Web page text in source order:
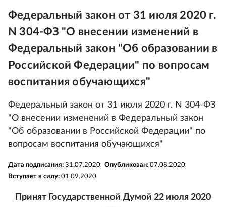
Федеральный закон от 31 июля 2020 г.
N 304-ФЗ "О внесении изменений в
Федеральный закон "Об образовании в
Российской Федерации" по вопросам
воспитания обучающихся"
Федеральный закон от 31 июля 2020 г. N 304-ФЗ
"О внесении изменений в Федеральный закон
"Об образовании в Российской Федерации" по
вопросам воспитания обучающихся"
Дата подписания: 31.07.2020 Опубликован: 07.08.2020
Вступает в силу: 01.09.2020
Принят Государственной Думой 22 июля 2020